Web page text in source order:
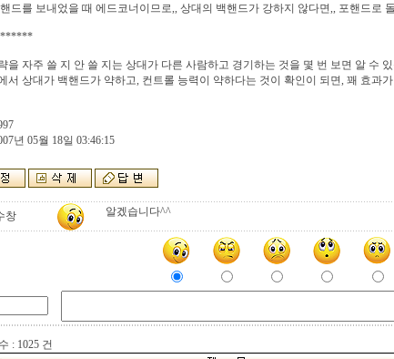
드를 보내었을 때 에드코너이므로,, 상대의 백핸드가 강하지 않다면,, 포핸드로
을 자주 쓸 지 안 쓸 지는 상대가 다른 사람하고 경기하는 것을 몇 번 보면 알 수
서 상대가 백핸드가 약하고, 컨트롤 능력이 약하다는 것이 확인이 되면, 꽤 효과
년 05월 18일 03:46:15
창 알겠습니다^^
: 1025 건